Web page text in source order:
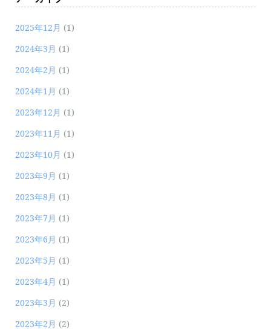
2025年12月 (1)
2024年3月 (1)
2024年2月 (1)
2024年1月 (1)
2023年12月 (1)
2023年11月 (1)
2023年10月 (1)
2023年9月 (1)
2023年8月 (1)
2023年7月 (1)
2023年6月 (1)
2023年5月 (1)
2023年4月 (1)
2023年3月 (2)
2023年2月 (2)